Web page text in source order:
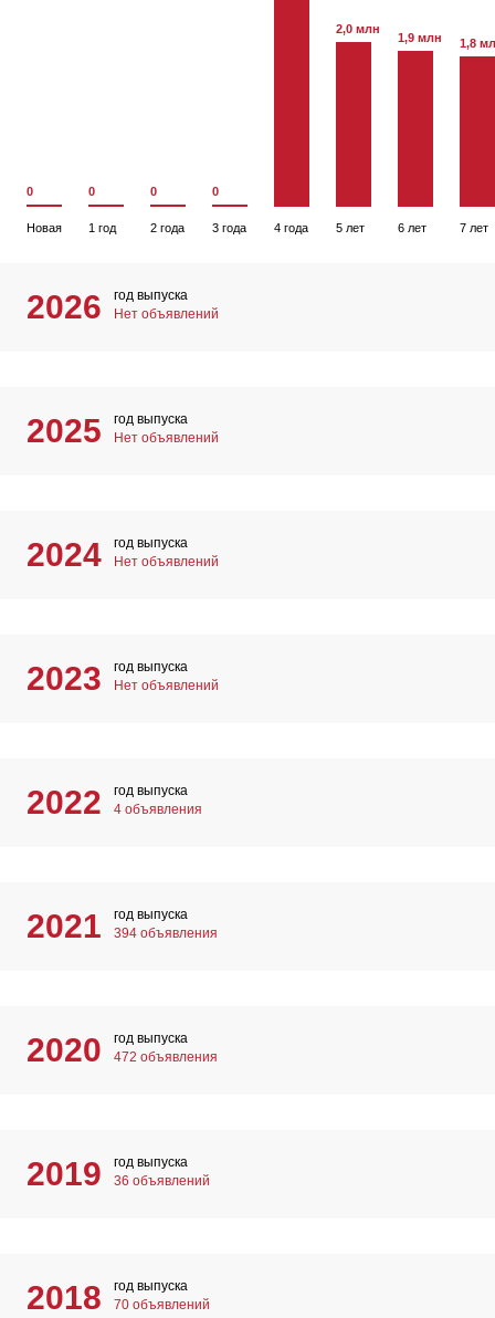
0
Новая
0
1 год
0
2 года
0
3 года 4 года
2,0 млн
5 лет
1,9 млн
6 лет
1,8
7 лет
2026
год выпуска
Нет объявлений
2025
год выпуска
Нет объявлений
2024
год выпуска
Нет объявлений
2023
год выпуска
Нет объявлений
2022
год выпуска
4 объявления
2021
год выпуска
394 объявления
2020
год выпуска
472 объявления
2019
год выпуска
36 объявлений
2018
год выпуска
70 объявлений